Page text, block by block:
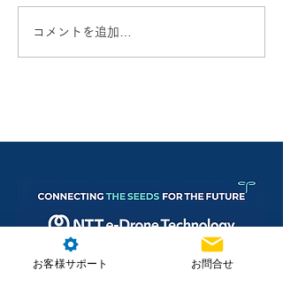
コメントを追加…
株式会社NTT e-Drone Technology
お客様サポート お問合せ